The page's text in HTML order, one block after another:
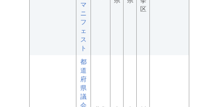
マ
ニ
フ
ェ
ス
ト
区
都
道
府
県
議
会